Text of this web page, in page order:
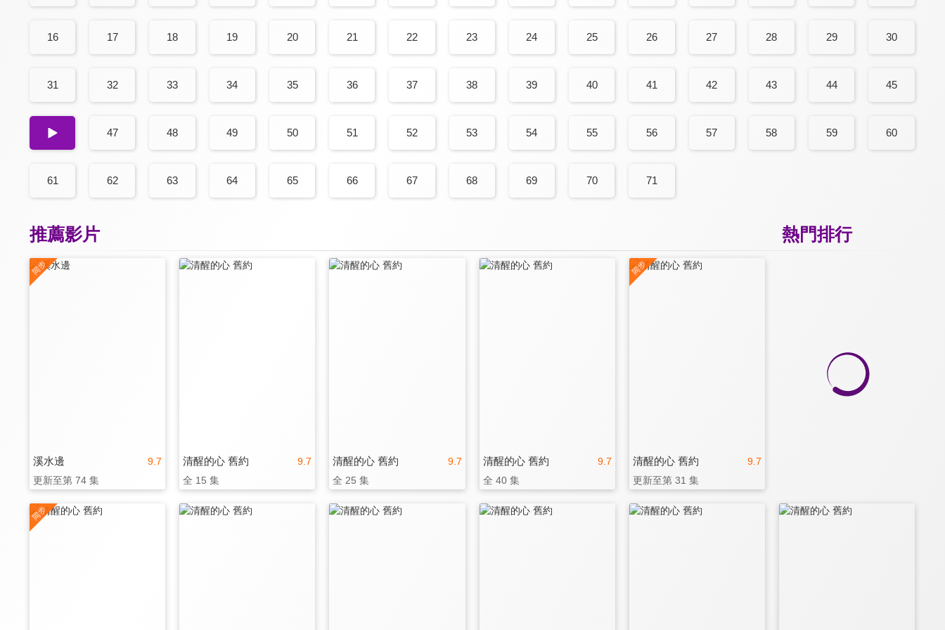
16 17 18 19 20 21 22 23 24 25 26 27 28 29 30
31 32 33 34 35 36 37 38 39 40 41 42 43 44 45
46 47 48 49 50 51 52 53 54 55 56 57 58 59 60
61 62 63 64 65 66 67 68 69 70 71
熱門排行
推薦影片
9.7
溪水邊
更新至第 74 集
9.7
清醒的心 舊約
全 15 集
9.7
清醒的心 舊約
全 25 集
9.7
清醒的心 舊約
全 40 集
9.7
清醒的心 舊約
更新至第 31 集